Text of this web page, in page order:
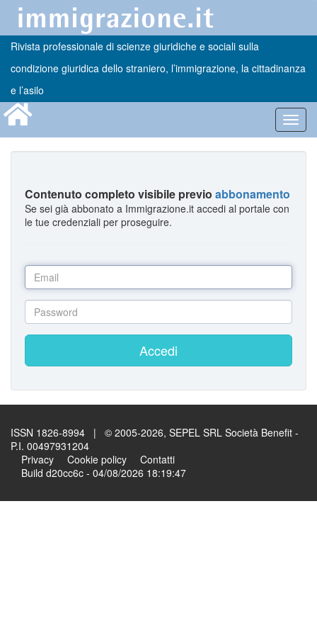
Rivista professionale di scienze giuridiche e sociali sulla
condizione giuridica dello straniero, l’immigrazione, la cittadinanza
e l’asilo
Contenuto completo visibile previo abbonamento
Se sei già abbonato a Immigrazione.it accedi al portale con
le tue credenziali per proseguire.
Accedi
ISSN 1826-8994 | © 2005-2026, SEPEL SRL Società Benefit -
P.I. 00497931204
Privacy
Cookie policy
Contatti
Build d20cc6c - 04/08/2026 18:19:47